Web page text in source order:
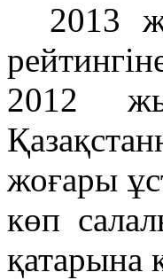
2013
2012
жоғары
көп
қатарына